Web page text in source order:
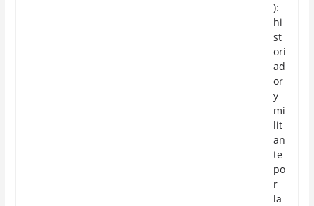
):
hi
st
ori
ad
or
y
mi
lit
an
te
po
r
la